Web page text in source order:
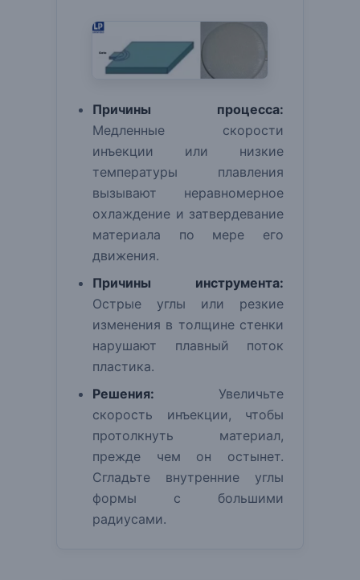
Причины процесса:
Медленные скорости
инъекции или низкие
температуры плавления
вызывают неравномерное
охлаждение и затвердевание
материала по мере его
движения.
Причины инструмента:
Острые углы или резкие
изменения в толщине стенки
нарушают плавный поток
пластика.
Решения: Увеличьте
скорость инъекции, чтобы
протолкнуть материал,
прежде чем он остынет.
Сгладьте внутренние углы
формы с большими
радиусами.